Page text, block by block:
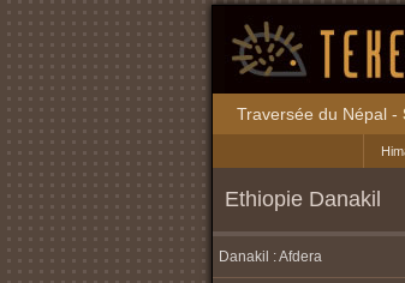
Traversée du Népal -
Ethiopie Danakil
Danakil : Afdera